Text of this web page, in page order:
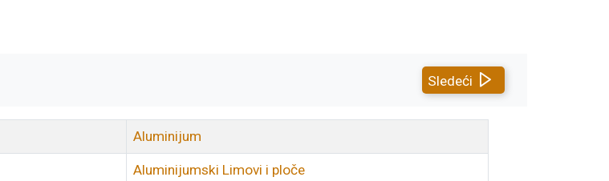
Sledeći
Aluminijum
Aluminijumski Limovi i ploče